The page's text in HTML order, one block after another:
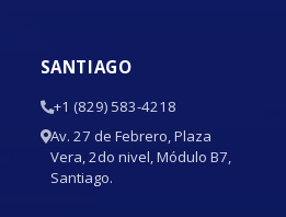
SANTIAGO
+1 (829) 583-4218
Av. 27 de Febrero, Plaza
Vera, 2do nivel, Módulo B7,
Santiago.